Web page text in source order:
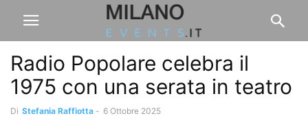
Radio Popolare celebra il
1975 con una serata in teatro
Di Stefania Raffiotta - 6 Ottobre 2025